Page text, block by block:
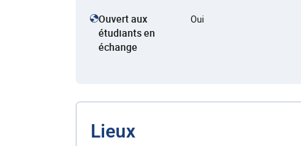
Ouvert aux
étudiants en
échange
Oui
Lieux